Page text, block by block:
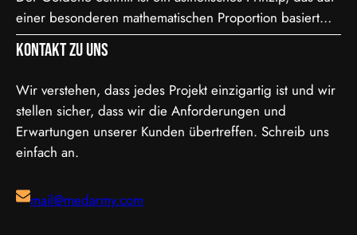
Rolle. Je höher die Bit-Tiefe, desto mehr Informationen
können über die Helligkeit und Farben eines Pixels
gespeichert werden.…
einer besonderen mathematischen Proportion basiert
und in der Kunst, Architektur, Fotografie und im Film
Anwendung findet. Diese Proportion wird als besonders
harmonisch und natürlich empfunden. Sie ist etwa 1,618
zu 1, was in der Mathematik als das Verhältnis der
Fibonacci-Folge bekannt ist. Mathematische Erklärung
des Goldenen…
Kontakt zu uns
Wir verstehen, dass jedes Projekt einzigartig ist und wir
stellen sicher, dass wir die Anforderungen und
Erwartungen unserer Kunden übertreffen. Schreib uns
einfach an.
mail@medarmy.com